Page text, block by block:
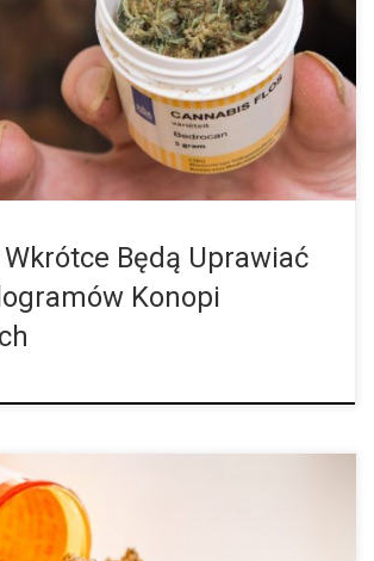
planowane są na koniec 2020 roku. Od
dostępna jest marihuana na receptę,
medyczna marihuana. Teraz substancja ta
na wielką skalę. Bundesinstitut für
czyli Federalny Instytut
Medycznych (BfArM) […]
Będą Uprawiać
Konopi
chłopczyka w USA uznali, że chemioterapia
niebezpieczna. Przerwali więc ja i zamiast